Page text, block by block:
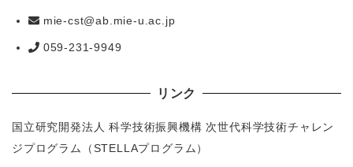
mie-cst@ab.mie-u.ac.jp
059-231-9949
リンク
国立研究開発法人 科学技術振興機構 次世代科学技術チャレン
ジプログラム（STELLAプログラム）